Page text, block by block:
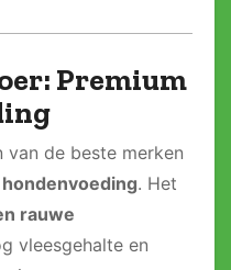
Premium
van de beste merken
. Het
rauwe
vleesgehalte en